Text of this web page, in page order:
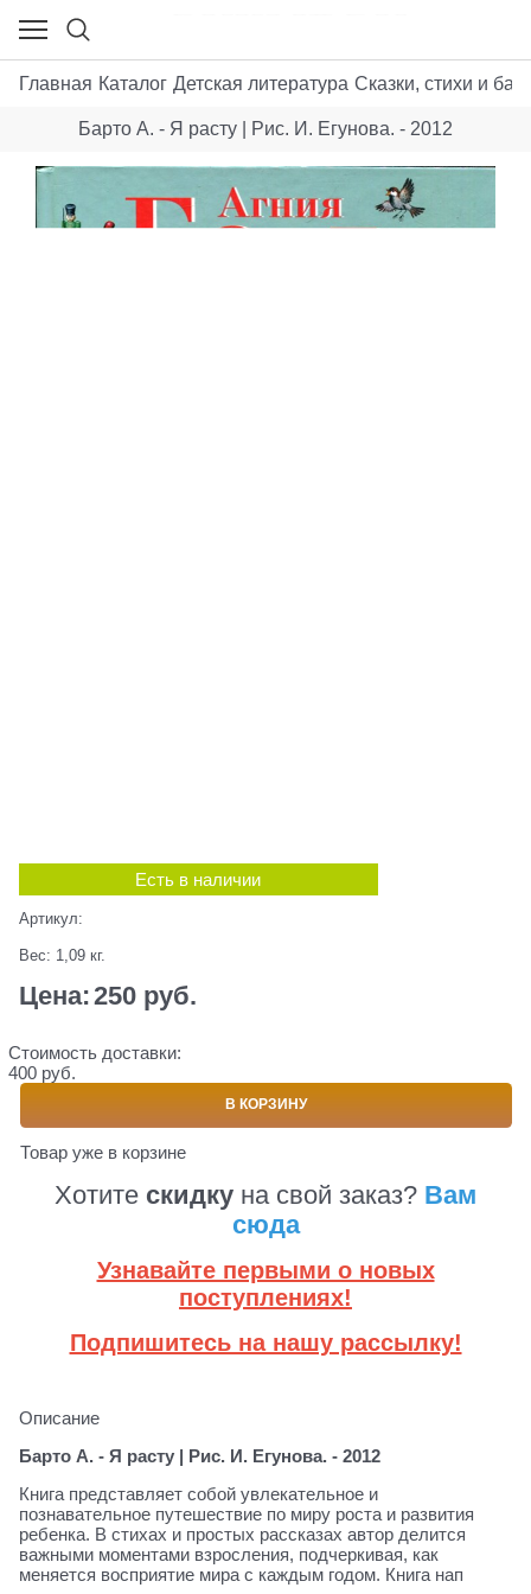
Главная Каталог Детская литература Сказки, стихи и
Барто А. - Я расту | Рис. И. Егунова. - 2012
Есть в наличии
Артикул:
Вес: 1,09 кг.
Цена:250 руб.
Стоимость доставки:
400 руб.
В КОРЗИНУ
Товар уже в корзине
Хотите скидку на свой заказ? Вам
сюда
Узнавайте первыми о новых
поступлениях!
Подпишитесь на нашу рассылку!
Описание
Барто А. - Я расту | Рис. И. Егунова. - 2012
Книга представляет собой увлекательное и
познавательное путешествие по миру роста и развития
ребенка. В стихах и простых рассказах автор делится
важными моментами взросления, подчеркивая, как
меняется восприятие мира с каждым годом. Книга нап